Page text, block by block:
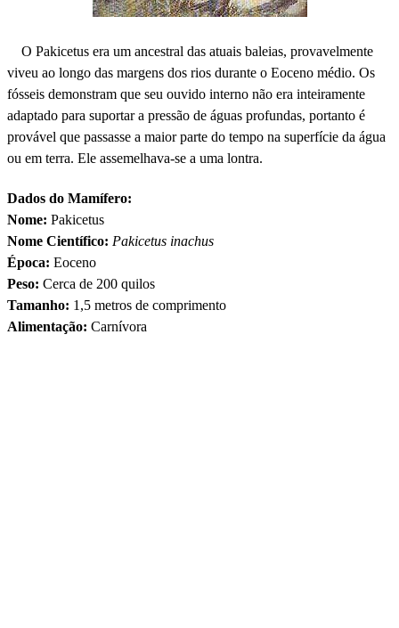
O Pakicetus era um ancestral das atuais baleias, provavelmente
viveu ao longo das margens dos rios durante o Eoceno médio. Os
fósseis demonstram que seu ouvido interno não era inteiramente
adaptado para suportar a pressão de águas profundas, portanto é
provável que passasse a maior parte do tempo na superfície da água
ou em terra. Ele assemelhava-se a uma lontra.
Dados do Mamífero:
Nome: Pakicetus
Nome Científico: Pakicetus inachus
Época: Eoceno
Peso: Cerca de 200 quilos
Tamanho: 1,5 metros de comprimento
Alimentação: Carnívora